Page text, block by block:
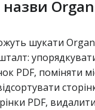
назви
шукати
PDF, поміняти
PDF,